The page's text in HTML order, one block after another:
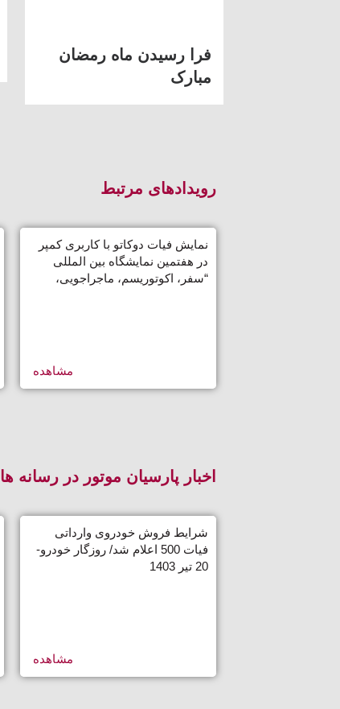
فرا رسیدن ماه رمضان
مبارک
رویدادهای مرتبط
نمایش فیات دوکاتو با کاربری کمپر
در هفتمین نمایشگاه بین المللی
“سفر، اکوتوریسم، ماجراجویی،
مشاهده
اخبار پارسیان موتور در رسانه ها
شرایط فروش خودروی وارداتی
فیات 500 اعلام شد/ روزگار خودرو-
20 تیر 1403
مشاهده